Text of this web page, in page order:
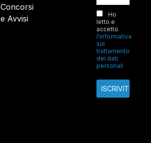
Concorsi
e Avvisi
Ho
letto e
accetto
l'informativa
sul
trattamento
dei dati
personali